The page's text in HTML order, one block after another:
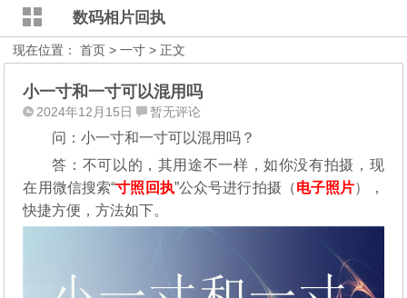
数码相片回执
现在位置：首页 >一寸 > 正文
小一寸和一寸可以混用吗
2024年12月15日 暂无评论
问：小一寸和一寸可以混用吗？
答：不可以的，其用途不一样，如你没有拍摄，现
在用微信搜索“寸照回执”公众号进行拍摄（电子照片），
快捷方便，方法如下。